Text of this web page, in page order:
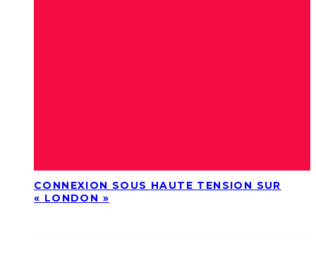
CONNEXION SOUS HAUTE TENSION SUR
« LONDON »